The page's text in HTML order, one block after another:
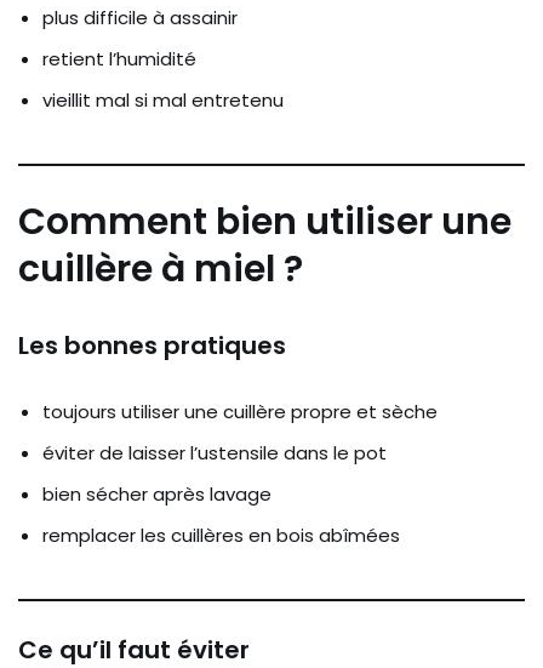
plus difficile à assainir
retient l’humidité
vieillit mal si mal entretenu
Comment bien utiliser une
cuillère à miel ?
Les bonnes pratiques
toujours utiliser une cuillère propre et sèche
éviter de laisser l’ustensile dans le pot
bien sécher après lavage
remplacer les cuillères en bois abîmées
Ce qu’il faut éviter